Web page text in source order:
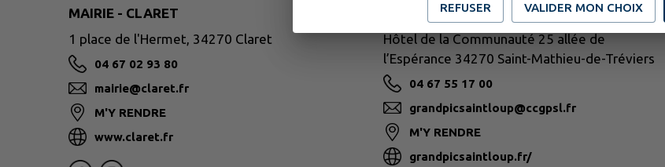
MAIRIE - CLARET
1 place de l'Hermet, 34270 Claret
04 67 02 93 80
mairie@claret.fr
M'Y RENDRE
www.claret.fr
GRAND PIC SAINT-LOUP
Hôtel de la Communauté 25 allée de
l’Espérance 34270 Saint-Mathieu-de-Tréviers
04 67 55 17 00
grandpicsaintloup@ccgpsl.fr
M'Y RENDRE
grandpicsaintloup.fr/
REFUSER VALIDER MON CHOIX